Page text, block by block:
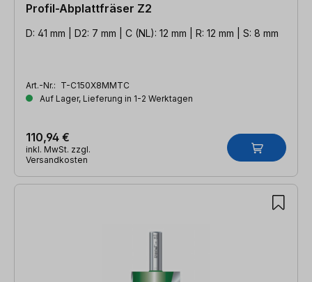
Profil-Abplattfräser Z2
D: 41 mm | D2: 7 mm | C (NL): 12 mm | R: 12 mm | S: 8 mm
Art.-Nr.: T-C150X8MMTC
Auf Lager, Lieferung in 1-2 Werktagen
110,94 €
inkl. MwSt. zzgl.
Versandkosten